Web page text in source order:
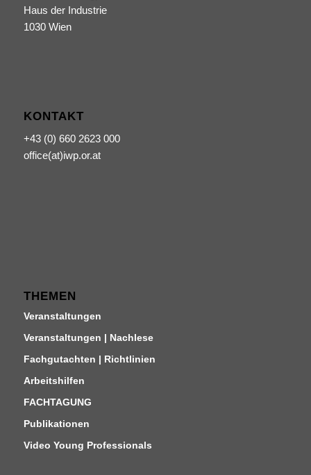
Haus der Industrie
1030 Wien
KONTAKT
+43 (0) 660 2623 000
office(at)iwp.or.at
THEMEN
Veranstaltungen
Veranstaltungen | Nachlese
Fachgutachten | Richtlinien
Arbeitshilfen
FACHTAGUNG
Publikationen
Video Young Professionals